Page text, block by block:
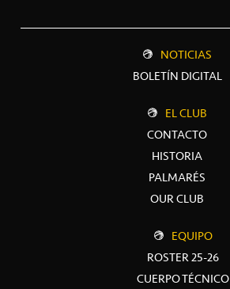
NOTICIAS
BOLETÍN DIGITAL
EL CLUB
CONTACTO
HISTORIA
PALMARÉS
OUR CLUB
EQUIPO
ROSTER 25-26
CUERPO TÉCNICO